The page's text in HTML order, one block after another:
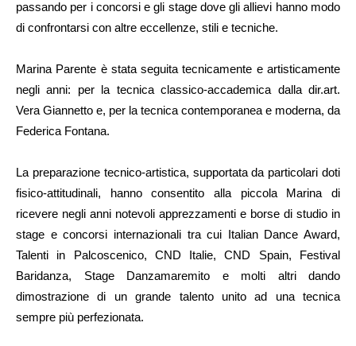
passando per i concorsi e gli stage dove gli allievi hanno modo
di confrontarsi con altre eccellenze, stili e tecniche.
Marina Parente è stata seguita tecnicamente e artisticamente
negli anni: per la tecnica classico-accademica dalla dir.art.
Vera Giannetto e, per la tecnica contemporanea e moderna, da
Federica Fontana.
La preparazione tecnico-artistica, supportata da particolari doti
fisico-attitudinali, hanno consentito alla piccola Marina di
ricevere negli anni notevoli apprezzamenti e borse di studio in
stage e concorsi internazionali tra cui Italian Dance Award,
Talenti in Palcoscenico, CND Italie, CND Spain, Festival
Baridanza, Stage Danzamaremito e molti altri dando
dimostrazione di un grande talento unito ad una tecnica
sempre più perfezionata.